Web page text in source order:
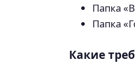
Папка
Папка
Какие